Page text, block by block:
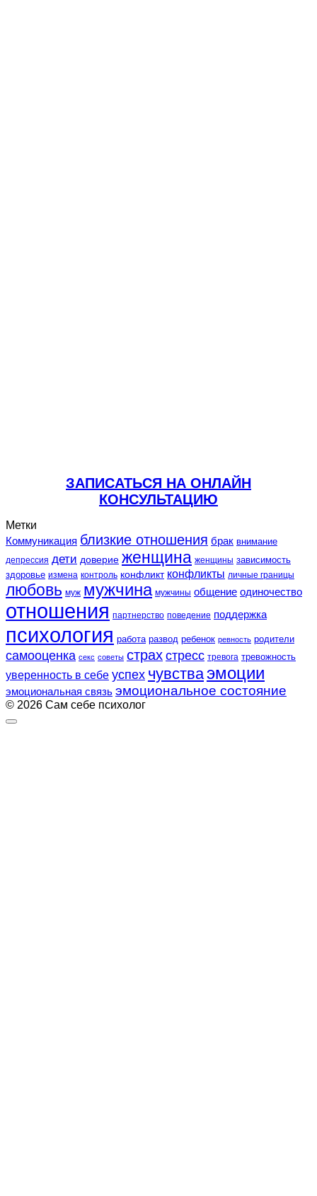
ЗАПИСАТЬСЯ НА ОНЛАЙН
КОНСУЛЬТАЦИЮ
Метки
Коммуникация близкие отношения брак внимание
депрессия дети доверие женщина женщины зависимость
здоровье измена контроль конфликт конфликты личные границы
любовь муж мужчина мужчины общение одиночество
отношения партнерство поведение поддержка
психология работа развод ребенок ревность родители
самооценка секс советы страхстресс тревога тревожность
уверенность в себе успех чувстваэмоции
эмоциональная связь эмоциональное состояние
© 2026 Сам себе психолог